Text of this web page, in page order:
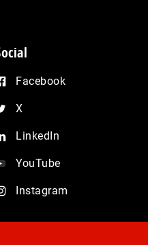
Facebook
X
LinkedIn
YouTube
Instagram